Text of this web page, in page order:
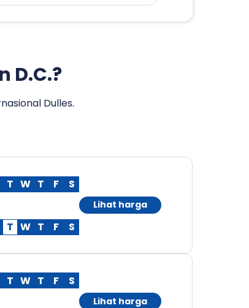
D.C.?
Dulles.
T W T F S
T W T F S
Lihat harga
T W T F S
Lihat harga